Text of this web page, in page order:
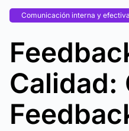
Comunicación interna y efectiva
Calidad: